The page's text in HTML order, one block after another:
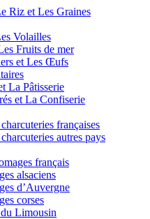
Riz et Les Graines
Volailles
Fruits de mer
et Les Œufs
La Pâtisserie
et La Confiserie
françaises
autres pays
français
alsaciens
d’Auvergne
corses
Limousin